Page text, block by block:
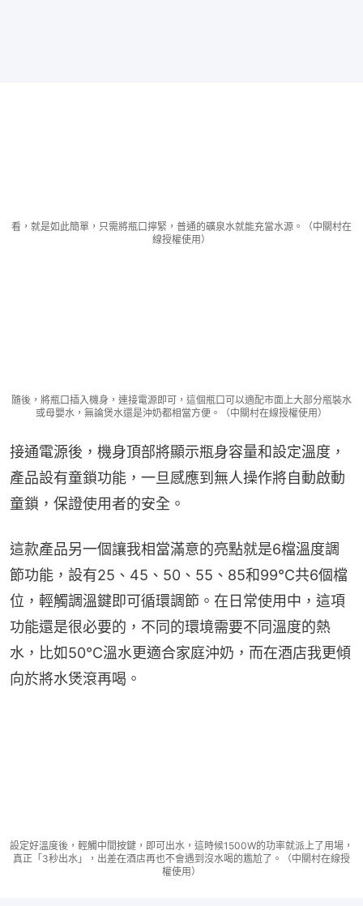
看，就是如此簡單，只需將瓶口擰緊，普通的礦泉水就能充當水源。（中關村在
線授權使用）
隨後，將瓶口插入機身，連接電源即可，這個瓶口可以適配市面上大部分瓶裝水
或母嬰水，無論煲水還是沖奶都相當方便。（中關村在線授權使用）
接通電源後，機身頂部將顯示瓶身容量和設定溫度，
產品設有童鎖功能，一旦感應到無人操作將自動啟動
童鎖，保證使用者的安全。
這款產品另一個讓我相當滿意的亮點就是6檔溫度調
節功能，設有25、45、50、55、85和99℃共6個檔
位，輕觸調溫鍵即可循環調節。在日常使用中，這項
功能還是很必要的，不同的環境需要不同溫度的熱
水，比如50℃溫水更適合家庭沖奶，而在酒店我更傾
向於將水煲滾再喝。
設定好溫度後，輕觸中間按鍵，即可出水，這時候1500W的功率就派上了用場，
真正「3秒出水」，出差在酒店再也不會遇到沒水喝的尷尬了。（中關村在線授
權使用）